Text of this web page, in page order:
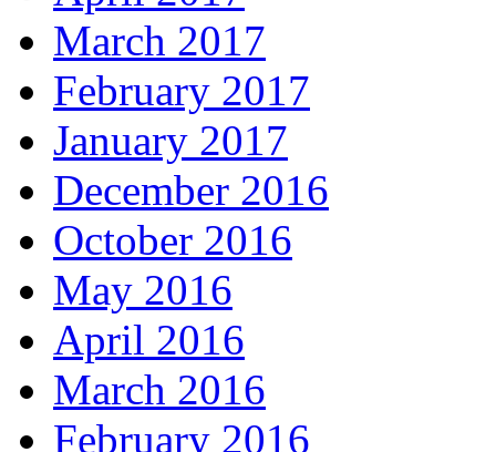
March 2017
February 2017
January 2017
December 2016
October 2016
May 2016
April 2016
March 2016
February 2016